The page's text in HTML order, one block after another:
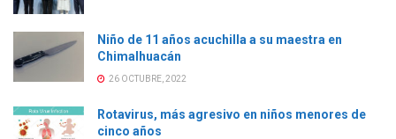
Niño de 11 años acuchilla a su maestra en
Chimalhuacán
26 OCTUBRE, 2022
Rotavirus, más agresivo en niños menores de
cinco años